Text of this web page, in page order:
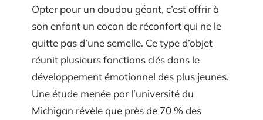
Opter pour un doudou géant, c’est offrir à
son enfant un cocon de réconfort qui ne le
quitte pas d’une semelle. Ce type d’objet
réunit plusieurs fonctions clés dans le
développement émotionnel des plus jeunes.
Une étude menée par l’université du
Michigan révèle que près de 70 % des